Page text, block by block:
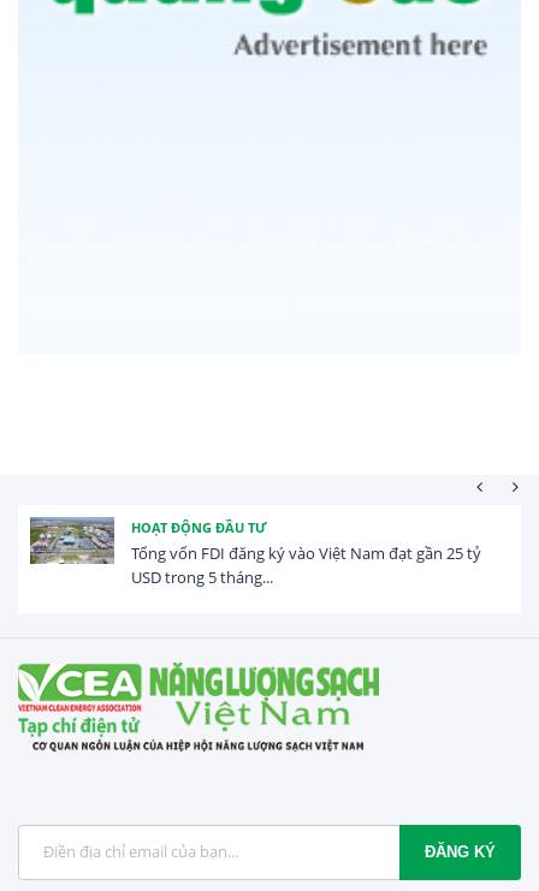
HOẠT ĐỘNG ĐẦU TƯ
Tổng vốn FDI đăng ký vào Việt Nam đạt gần 25 tỷ
USD trong 5 tháng...
ĐĂNG KÝ